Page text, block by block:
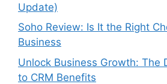
Update)
Soho Review: Is It the Right
Business
Unlock Business Growth: The
to CRM Benefits